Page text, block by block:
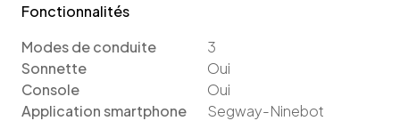
Fonctionnalités
Modes de conduite
3
Sonnette
Oui
Console
Oui
Application smartphone
Segway-Ninebot